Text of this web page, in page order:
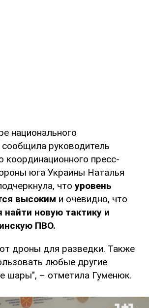
национального
сообщила руководитель
координационного пресс-
юга Украины Наталья
что уровень
высоким и очевидно, что
найти новую тактику и
ПВО.
дроны для разведки. Также
любые другие
шары", – отметила Гуменюк.